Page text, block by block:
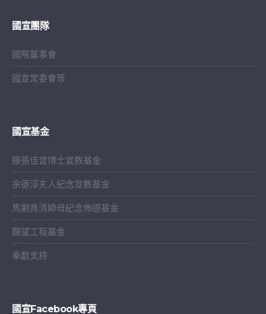
國宣團隊
國際董事會
國宣常委會等
國宣基金
滕張佳音博士宣教基金
余德淳夫人紀念宣教基金
馬劉育清師母紀念佈道基金
願望工程基金
奉獻支持
國宣Facebook專頁